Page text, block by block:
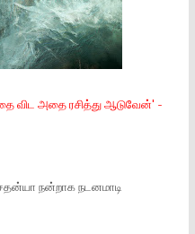
விட அதை ரசித்து ஆடுவேன்' -
நன்றாக நடனமாடி